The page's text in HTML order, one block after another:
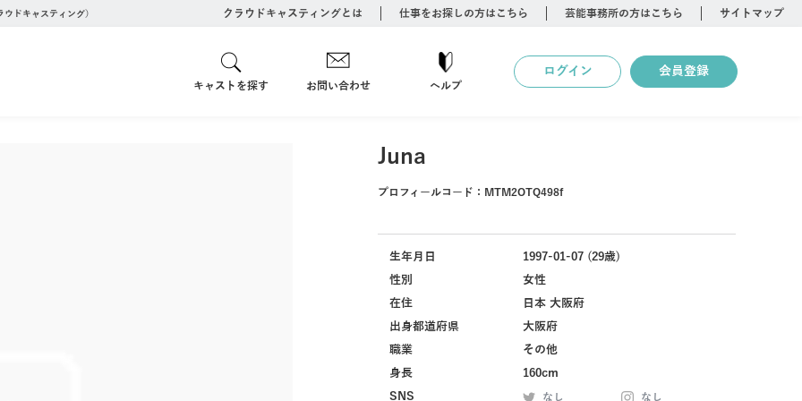
ドキャスティング） クラウドキャスティングとは 仕事をお探しの方はこちら 芸能事務所の方はこちら サイトマップ
キャストを探す お問い合わせ ヘルプ
ログイン 会員登録
Juna
プロフィールコード： MTM2OTQ498f
生年月日
1997-01-07 (29歳)
性別
女性
在住
日本 大阪府
出身都道府県
大阪府
職業
その他
身長
160cm
SNS
なし なし